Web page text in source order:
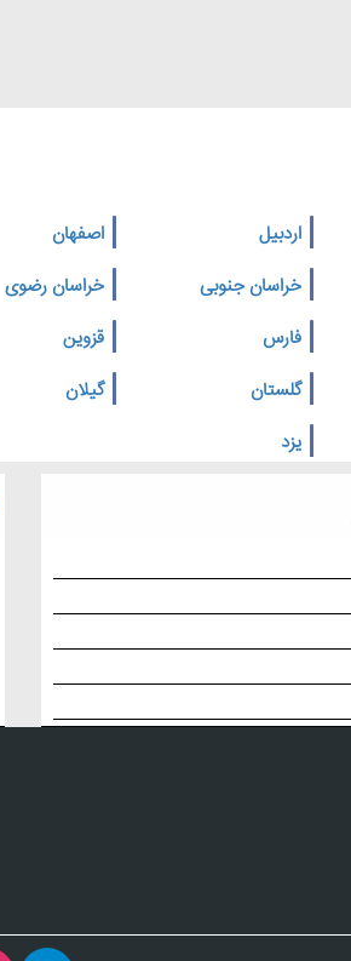
اردبیل اصفهان
خراسان جنوبی خراسان رضوی
فارس قزوین
گلستان گیلان
یزد